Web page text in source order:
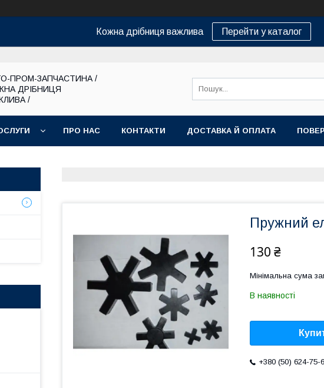
Кожна дрібниця важлива Перейти у каталог
ПРОМ-ЗАПЧАСТИНА /
ДРІБНИЦЯ
/
ПРО НАС КОНТАКТИ ДОСТАВКА Й ОПЛАТА
Пружний
130 ₴
Мінімальна сума
В наявності
+380 (50) 624-75-